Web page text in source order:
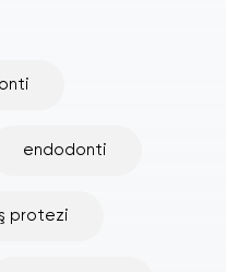
endodonti
protezi